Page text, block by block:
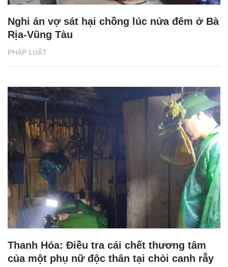
PHÁP LUẬT
Nghi án vợ sát hại chồng lúc nửa đêm ở Bà
Rịa-Vũng Tàu
Thanh Hóa: Điều tra cái chết thương tâm
của một phụ nữ độc thân tại chòi canh rẫy